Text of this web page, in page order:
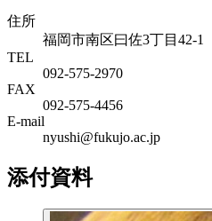
住所
福岡市南区曰佐3丁目42-1
TEL
092-575-2970
FAX
092-575-4456
E-mail
nyushi@fukujo.ac.jp
添付資料